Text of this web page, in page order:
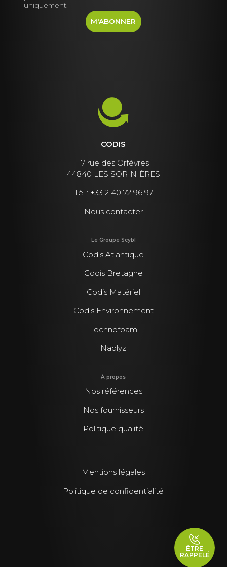
ÊTRE
RAPPELÉ
uniquement.
CODIS
17 rue des Orfèvres
44840 LES SORINIÈRES
Tél : +33 2 40 72 96 97
Nous contacter
Le Groupe Scybl
Codis Atlantique
Codis Bretagne
Codis Matériel
Codis Environnement
Technofoam
Naolyz
À propos
Nos références
Nos fournisseurs
Politique qualité
Mentions légales
Politique de confidentialité